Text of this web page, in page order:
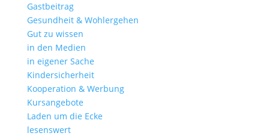
Gastbeitrag
Gesundheit & Wohlergehen
Gut zu wissen
in den Medien
in eigener Sache
Kindersicherheit
Kooperation & Werbung
Kursangebote
Laden um die Ecke
lesenswert